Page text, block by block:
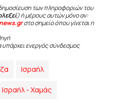
των πληροφοριών του
) ή μέρους αυτών μόνο αν:
στο σημείο όπου γίνεται η
υπάρχει ενεργός σύνδεσμος
Ισραήλ
- Χαμάς